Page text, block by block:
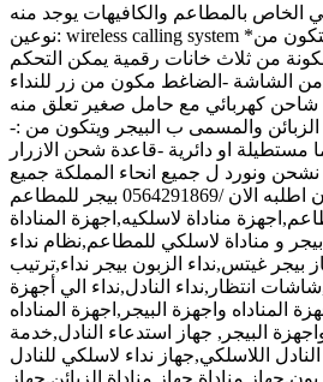
الخاص بالمطاعم والكافيهات يوجد منه
نوعين: wireless calling system *نظام استدعاء النادل وهو يتكون من
من ثلاث خانات رقمية يمكن التحكم
من الشاشة -الضاغط مكون من زر للنداء
شاحن كهربائي مع حامل صغير تعلق منه
الزبائن والمسمى ب البيجر ويتكون من :-
مستطيلة او دائرية -قاعدة شحن الازرار
نشحن ونورد ل جميع انحاء المملكة جميع
الانظمة يوجد عليها ضمان اطلبه الان /0564291869 بيجر للمطاعم
مناداة لاسلكيه,اجهزة المناداة
و مناداة لاسلكي للمطاعم,نظام نداء
بيجر غيتس,نداء الزبون بيجر نداء,ترتيب
انتظار,نداء النادل,نداء الي أجهزة
المناداه واجهزة البيجر,اجهزة المناداه
البيجر, جهاز استدعاء النادل,خدمة
اللاسلكي,جهاز نداء لاسلكي للنادل
مناداة,جهاز مناداة الزبائن,جهاز